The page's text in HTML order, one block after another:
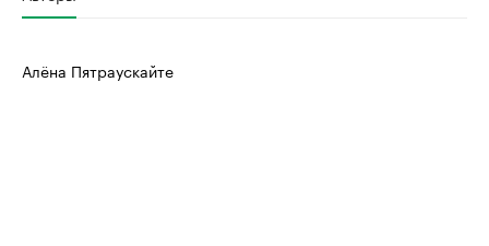
Алёна Пятраускайте